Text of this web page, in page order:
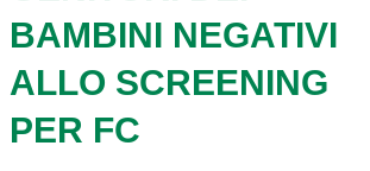
BAMBINI NEGATIVI
ALLO SCREENING
PER FC